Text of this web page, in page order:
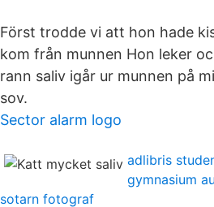
Först trodde vi att hon hade
kom från munnen Hon leker
rann saliv igår ur munnen på
sov.
Sector alarm logo
adlibris
gymnasium
sotarn fotograf